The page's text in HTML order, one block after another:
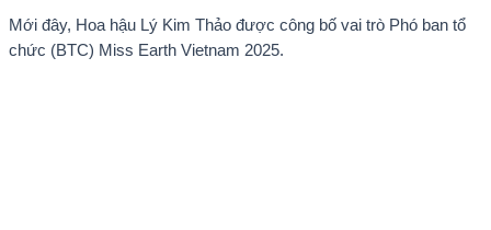
Mới đây, Hoa hậu Lý Kim Thảo được công bố vai trò Phó ban tổ
chức (BTC) Miss Earth Vietnam 2025.